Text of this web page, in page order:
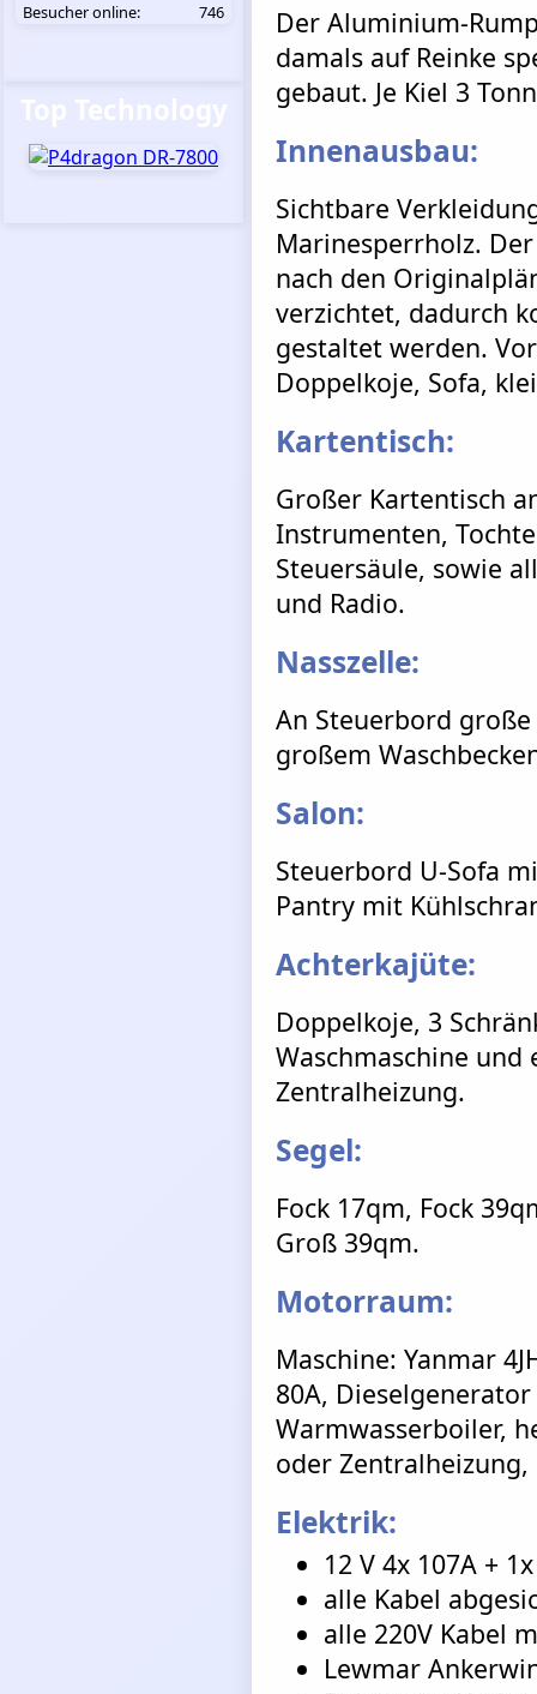
Der Aluminium-
damals auf Reinke
gebaut. Je Kiel 3
Innenausbau:
Sichtbare
Marinesperrholz.
nach den
verzichtet, dadurch
gestaltet werden.
Doppelkoje, Sofa,
Kartentisch:
Großer Kartentisch
Instrumenten,
Steuersäule, sowie
und Radio.
Nasszelle:
An Steuerbord
großem
Salon:
Steuerbord U-Sofa
Pantry mit
Achterkajüte:
Doppelkoje, 3
Waschmaschine
Zentralheizung.
Segel:
Fock 17qm, Fock
Groß 39qm.
Motorraum:
Maschine: Yanmar
80A,
Warmwasserboiler,
oder
Elektrik:
12 V 4x 107A +
alle Kabel
alle 220V Kabel
Lewmar
Besucher online:
746